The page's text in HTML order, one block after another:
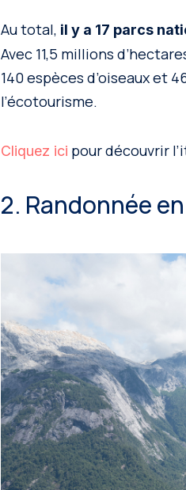
Au total, il y a 17 parcs
Avec 11,5 millions
140 espèces d’oiseaux et
l’écotourisme.
Cliquez ici pour découvrir
2. Randonnée